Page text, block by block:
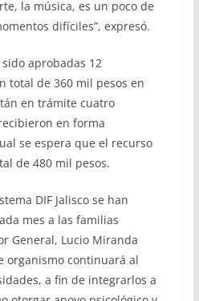
la música, es un poco de
difíciles”, expresó.
aprobadas 12
total de 360 mil pesos en
en trámite cuatro
en forma
se espera que el recurso
de 480 mil pesos.
DIF Jalisco se han
mes a las familias
General, Lucio Miranda
organismo continuará al
a fin de integrarlos a